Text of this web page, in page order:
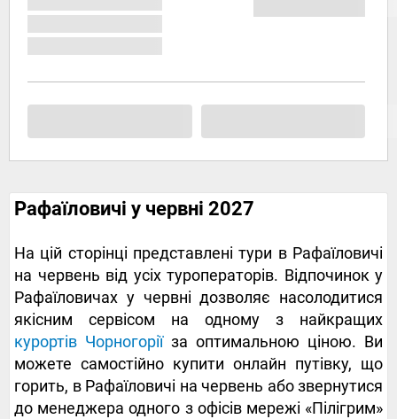
Рафаїловичі у червні 2027
На цій сторінці представлені тури в Рафаїловичі
на червень від усіх туроператорів. Відпочинок у
Рафаїловичах у червні дозволяє насолодитися
якісним сервісом на одному з найкращих
курортів Чорногоріїза оптимальною ціною. Ви
можете самостійно купити онлайн путівку, що
горить, в Рафаїловичі на червень або звернутися
до менеджера одного з офісів мережі «Пілігрим»